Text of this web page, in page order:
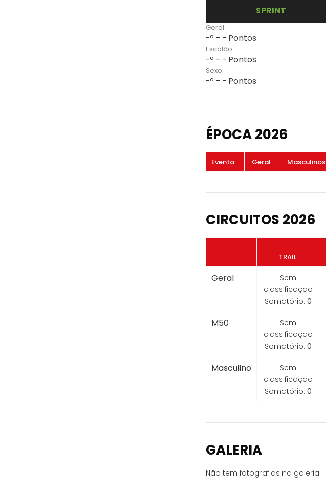
SPRINT
Geral:
-º - - Pontos
Escalão:
-º - - Pontos
Sexo:
-º - - Pontos
ÉPOCA 2026
Evento Geral Masculinos
CIRCUITOS 2026
TRAIL
Geral
Sem
classificação
Somatório: 0
M50
Sem
classificação
Somatório: 0
Masculino
Sem
classificação
Somatório: 0
GALERIA
Não tem fotografias na galeria